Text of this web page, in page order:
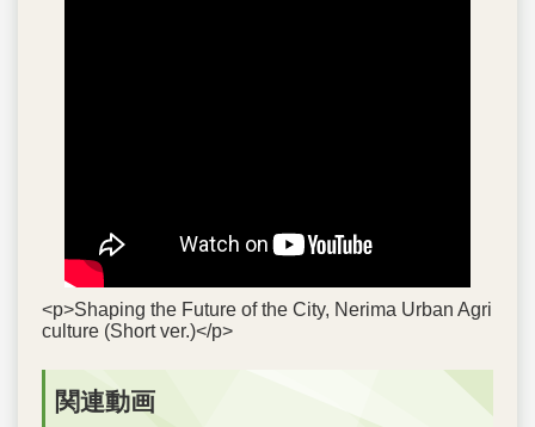
<p>Shaping the Future of the City, Nerima Urban Agri
culture (Short ver.)</p>
関連動画